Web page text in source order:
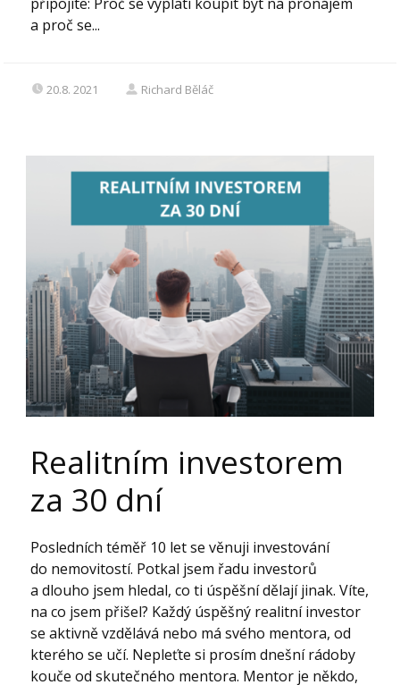
připojíte: Proč se vyplatí koupit byt na pronájem
a proč se...
20.8. 2021 Richard Běláč
Realitním investorem
za 30 dní
Posledních téměř 10 let se věnuji investování
do nemovitostí. Potkal jsem řadu investorů
a dlouho jsem hledal, co ti úspěšní dělají jinak. Víte,
na co jsem přišel? Každý úspěšný realitní investor
se aktivně vzdělává nebo má svého mentora, od
kterého se učí. Nepleťte si prosím dnešní rádoby
kouče od skutečného mentora. Mentor je někdo,